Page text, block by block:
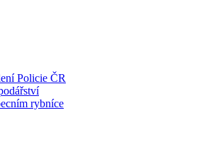
Policie ČR
rybníce